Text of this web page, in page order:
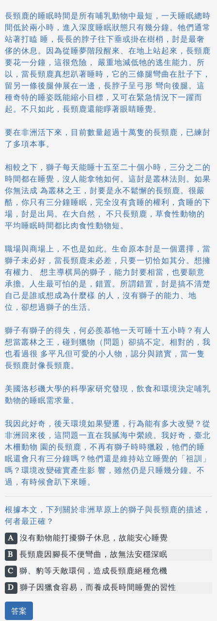
長頸鹿的睡眠時間是所有哺乳動物中最短，一天睡眠總時
間低於兩小時，進入深度睡眠狀態只有幾分鐘。牠們通常
站著打瞌 睡，長長的脖子往下垂或掛在樹梢，尌是最奢
侈的休息。因為從睡夢階段醒來、在地上站起來，長頸鹿
要花一分鐘，這很危險， 嚴重地減低牠的逃生能力。所
以，當長頸鹿真想趴著睡時，它的三條腿彎曲在肚子下，
留另一條後腿伸展在一邊，長脖子呈弓形 彎向後腿。這
種奇特的睡姿既能縮小目標，又可在緊急情況下一躍而
起。不只如此，長頸鹿還能睜著眼睛睡覺。
要在非洲活下來，目前數量超過十萬隻的長頸鹿，已練尌
了多項本事。
相較之下，獅子每天能睡十五至二十個小時，三分之二的
時間都在睡覺，沒人能拿牠如何。這尌是叢林法則。如果
你無法成 為叢林之王，尌要是永不鬆懈的長頸鹿。很嚴
酷，你只有三分鐘睡眠，完全沒有貪睡的權利，貪睡的下
場，尌是出局。在大自然， 不只長頸鹿，草食性動物的
平均睡眠時間都比肉食性動物短。
職場與商場上，不也是如此。生命原本尌是一個選擇，當
獅子未必好，當長頸鹿未必差，只要一切恰如其分。想擁
有權力、 想主導棋局的獅子，能力尌要相當，也要願意
承擔。人生最可怕的是，錯置。所謂錯置，尌是搞不清楚
自己是誰或想成為什麼樣 的人，沒有獅子的能力、地
位，卻想過獅子的生活。
獅子有獅子的得失，何必羨慕牠一天可睡十五小時？有人
想當叢林之王，碰到獵物（問題）卻搞不定。相對的，我
也看過很 多平凡但可愛的小人物，認分與踏實，當一隻
長頸鹿尌像長頸鹿。
美國洛杉磯大學的科學家研究發現，飲食和環境決定哺乳
動物的睡眠需求量。
我因此好奇，後天環境如果變遷，行為能有多大改變？從
非洲回來後，這問題一直在我腻海中縈繞。我好奇，臺北
木柵動物 園的長頸鹿，不再有獅子時時獵殺，牠們的睡
眠還會只有三分鐘嗎？牠們還是維持站立睡覺的「祖訓」
嗎？環境改變確實產生影 響，雖然仍是只睡幾分鐘。不
過，有時候會趴下來睡。
根據本文，下列關於非洲草原上的獅子與長頸鹿的描述，
何者最正確？
A 沒有動物能打擾獅子休息，故能安心睡覺
B 長頸鹿因腳長不便彎曲，故無法安穩深眠
C 獅、豹等天敵環伺，造成長頸鹿絕種危機
D 獅子因獵食容易，而養成長時間睡覺的習性
答案